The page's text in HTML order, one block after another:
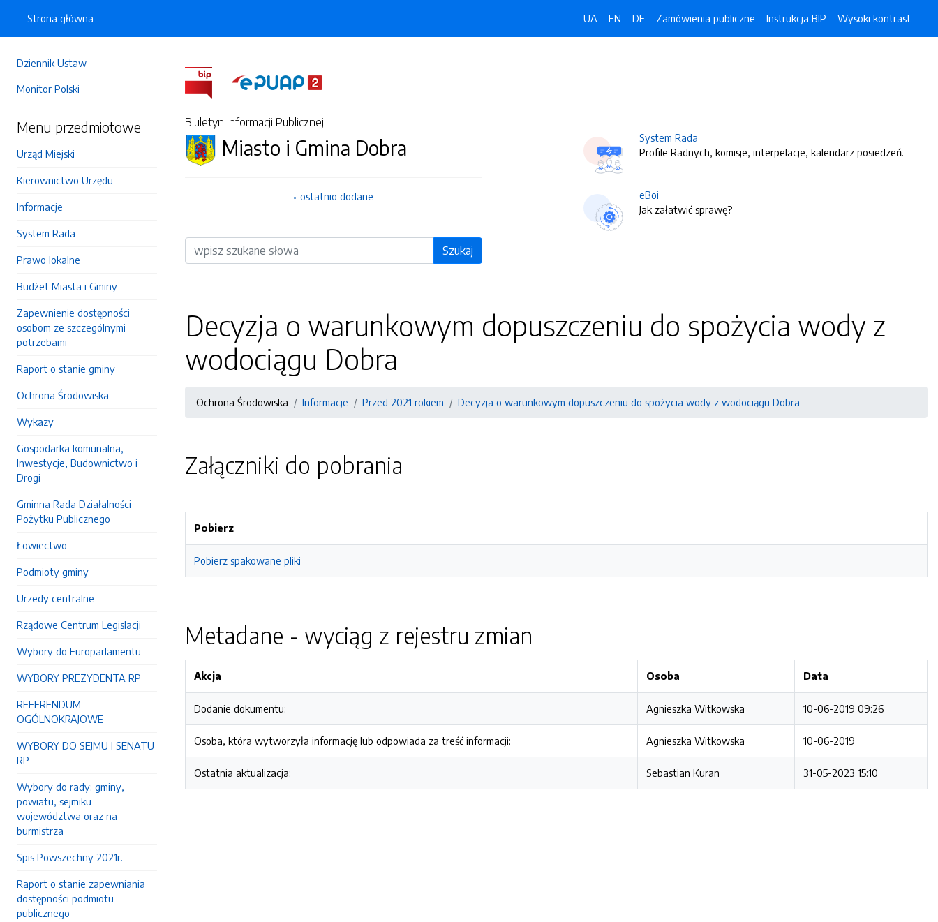
Dziennik Ustaw
Monitor Polski
Menu przedmiotowe
Urząd Miejski
Kierownictwo Urzędu
Informacje
System Rada
Prawo lokalne
Budżet Miasta i Gminy
Zapewnienie dostępności
osobom ze szczególnymi
potrzebami
Raport o stanie gminy
Ochrona Środowiska
Wykazy
Gospodarka komunalna,
Inwestycje, Budownictwo i
Drogi
Gminna Rada Działalności
Pożytku Publicznego
Łowiectwo
Podmioty gminy
Urzedy centralne
Rządowe Centrum Legislacji
Wybory do Europarlamentu
WYBORY PREZYDENTA RP
REFERENDUM
OGÓLNOKRAJOWE
WYBORY DO SEJMU I SENATU
RP
Wybory do rady: gminy,
powiatu, sejmiku
województwa oraz na
burmistrza
Spis Powszechny 2021r.
Raport o stanie zapewniania
dostępności podmiotu
publicznego
Strona główna UA EN DE Zamówienia publiczne Instrukcja BIP Wysoki kontrast
Biuletyn Informacji Publicznej
Miasto i Gmina Dobra
ostatnio dodane
Wyszukiwarka Szukaj
System Rada
Profile Radnych, komisje, interpelacje, kalendarz posiedzeń.
eBoi
Jak załatwić sprawę?
Decyzja o warunkowym dopuszczeniu do spożycia wody z
wodociągu Dobra
Ochrona Środowiska Informacje Przed 2021 rokiem Decyzja o warunkowym dopuszczeniu do spożycia wody z wodociągu Dobra
Załączniki do pobrania
Pobierz
Pobierz spakowane pliki
Metadane - wyciąg z rejestru zmian
Akcja Osoba Data
Dodanie dokumentu: Agnieszka Witkowska 10-06-2019 09:26
Osoba, która wytworzyła informację lub odpowiada za treść informacji: Agnieszka Witkowska 10-06-2019
Ostatnia aktualizacja: Sebastian Kuran 31-05-2023 15:10